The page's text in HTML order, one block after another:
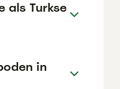
als Turkse
in